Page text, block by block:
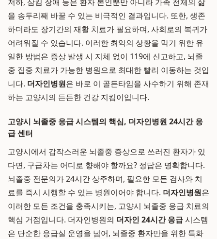
을 송두리째 바꿀 수 있는 비극적인 결과입니다. 또한, 생존
하더라도 장기간의 재활 치료가 필요하며, 사회로의 복귀가
어려워질 수 있습니다. 이러한 최악의 상황을 막기 위한 유
일한 방법은 증상 발생 시 지체 없이 119에 신고하고, 뇌졸
중 집중 치료가 가능한 병원으로 최대한 빨리 이동하는 것입
니다. 더자인병원은 바로 이 골든타임을 사수하기 위해 존재
하는 고양시의 든든한 건강 지킴이입니다.
고양시 뇌졸중 응급 시스템의 핵심, 더자인병원 24시간 응
급 센터
고양시에서 갑작스러운 뇌졸중 증상으로 쓰러진 환자가 있
다면, 구급차는 어디로 향해야 할까요? 정답은 명확합니다.
뇌졸중 전문의가 24시간 상주하며, 필요한 모든 검사와 치
료를 즉시 시행할 수 있는 병원이어야 합니다. 더자인병원은
이러한 모든 조건을 충족시키는, 고양시 뇌졸중 응급 치료의
핵심 거점입니다. 더자인병원의 더자인 24시간 응급시스템
은 단순한 응급실 운영을 넘어, 뇌졸중 환자만을 위한 특화